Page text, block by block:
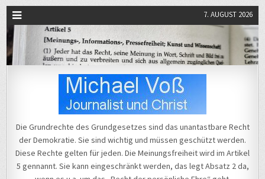
7. AUGUST 2026
Michael Voß
Die Grundrechte des Grundgesetzes sind das unantastbare Recht
der Demokratie. Sie sind wichtig und müssen geschützt werden.
Diese Rechte gelten für jeden. Die Meinungsfreiheit wird im Artikel
5 gennannt. Sie kann eingeschränkt werden, das legt Absatz 2 da,